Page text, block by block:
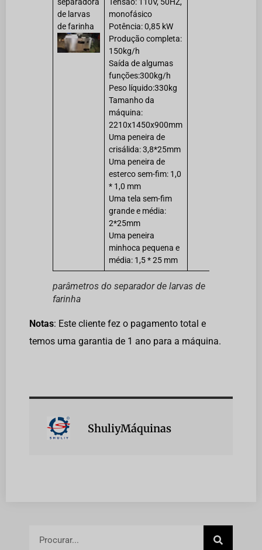
separadora
de larvas
de farinha
Tensão: 110V, 50HZ,
monofásico
Potência: 0,85 kW
Produção completa:
150kg/h
Saída de algumas
funções:300kg/h
Peso líquido:330kg
Tamanho da
máquina:
2210x1450x900mm
Uma peneira de
crisálida: 3,8*25mm
Uma peneira de
esterco sem-fim: 1,0
* 1,0 mm
Uma tela sem-fim
grande e média:
2*25mm
Uma peneira
minhoca pequena e
média: 1,5 * 25 mm
parâmetros do separador de larvas de
farinha
Notas: Este cliente fez o pagamento total e
temos uma garantia de 1 ano para a máquina.
ShuliyMáquinas